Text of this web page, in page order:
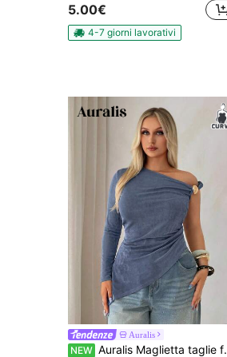
5.00€
4-7 giorni lavorativi
Auralis
NEW Auralis Maglietta taglie forti blu con orlo asimmetrico, monospalla, maniche lunghe, vita arricciata, tessuto lucido, alla moda, versatile, comoda, vestibilità aderente